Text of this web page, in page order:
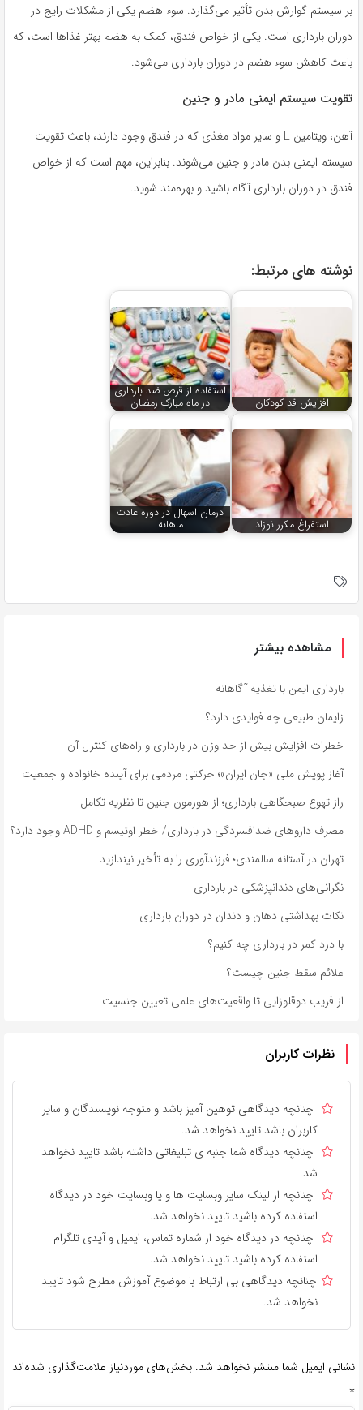
بر سیستم گوارش بدن تأثیر می‌گذارد. سوء هضم یکی از مشکلات رایج در
دوران بارداری است. یکی از خواص فندق، کمک به هضم بهتر غذاها است، که
باعث کاهش سوء هضم در دوران بارداری می‌شود.
تقویت سیستم ایمنی مادر و جنین
آهن، ویتامین E و سایر مواد مغذی که در فندق وجود دارند، باعث تقویت
سیستم ایمنی بدن مادر و جنین می‌شوند. بنابراین، مهم است که از خواص
فندق در دوران بارداری آگاه باشید و بهره‌مند شوید.
نوشته های مرتبط:
افزایش قد کودکان
استفاده از قرص ضد بارداری
در ماه مبارک رمضان
استفراغ مکرر نوزاد
درمان اسهال در دوره عادت
ماهانه
مشاهده بیشتر
بارداری ایمن با تغذیه آگاهانه
زایمان طبیعی چه فوایدی دارد؟
خطرات افزایش بیش از حد وزن در بارداری و راه‌های کنترل آن
آغاز پویش ملی «جان ایران»؛ حرکتی مردمی برای آینده خانواده و جمعیت
راز تهوع صبحگاهی بارداری؛ از هورمون جنین تا نظریه تکامل
مصرف داروهای ضدافسردگی در بارداری/ خطر اوتیسم و ADHD وجود دارد؟
تهران در آستانه سالمندی؛ فرزندآوری را به تأخیر نیندازید
نگرانی‌های دندانپزشکی در بارداری
نکات بهداشتی دهان و دندان در دوران بارداری
با درد کمر در بارداری چه کنیم؟
علائم سقط جنین چیست؟
از فریب دوقلوزایی تا واقعیت‌های علمی تعیین جنسیت
نظرات کاربران
چنانچه دیدگاهی توهین آمیز باشد و متوجه نویسندگان و سایر
کاربران باشد تایید نخواهد شد.
چنانچه دیدگاه شما جنبه ی تبلیغاتی داشته باشد تایید نخواهد
شد.
چنانچه از لینک سایر وبسایت ها و یا وبسایت خود در دیدگاه
استفاده کرده باشید تایید نخواهد شد.
چنانچه در دیدگاه خود از شماره تماس، ایمیل و آیدی تلگرام
استفاده کرده باشید تایید نخواهد شد.
چنانچه دیدگاهی بی ارتباط با موضوع آموزش مطرح شود تایید
نخواهد شد.
نشانی ایمیل شما منتشر نخواهد شد. بخش‌های موردنیاز علامت‌گذاری شده‌اند
*